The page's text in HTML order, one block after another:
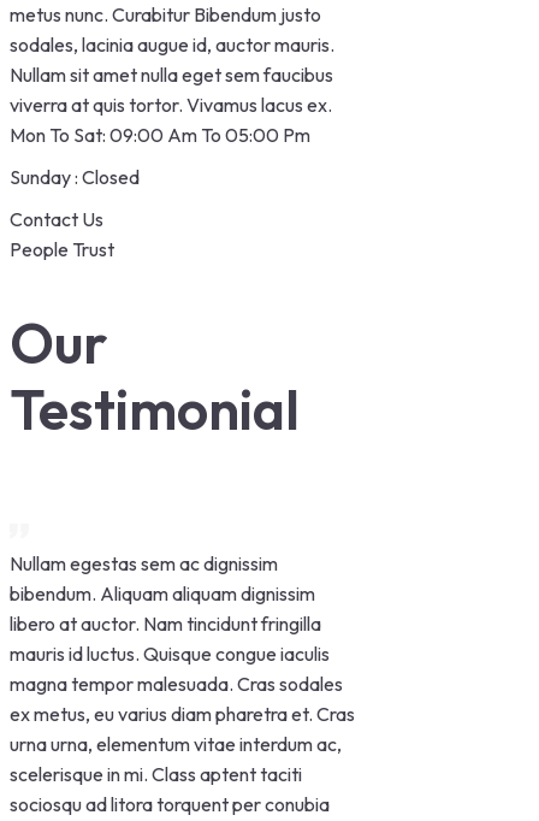
metus nunc. Curabitur Bibendum justo
sodales, lacinia augue id, auctor mauris.
Nullam sit amet nulla eget sem faucibus
viverra at quis tortor. Vivamus lacus ex.
Mon To Sat: 09:00 Am To 05:00 Pm
Sunday : Closed
Contact Us
People Trust
Our
Testimonial
Nullam egestas sem ac dignissim
bibendum. Aliquam aliquam dignissim
libero at auctor. Nam tincidunt fringilla
mauris id luctus. Quisque congue iaculis
magna tempor malesuada. Cras sodales
ex metus, eu varius diam pharetra et. Cras
urna urna, elementum vitae interdum ac,
scelerisque in mi. Class aptent taciti
sociosqu ad litora torquent per conubia